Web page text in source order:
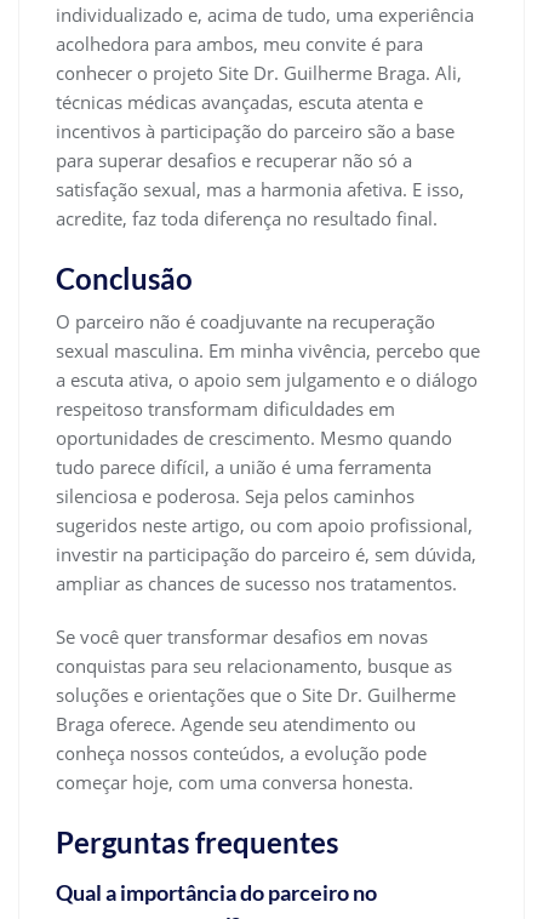
individualizado e, acima de tudo, uma experiência
acolhedora para ambos, meu convite é para
conhecer o projeto Site Dr. Guilherme Braga. Ali,
técnicas médicas avançadas, escuta atenta e
incentivos à participação do parceiro são a base
para superar desafios e recuperar não só a
satisfação sexual, mas a harmonia afetiva. E isso,
acredite, faz toda diferença no resultado final.
Conclusão
O parceiro não é coadjuvante na recuperação
sexual masculina. Em minha vivência, percebo que
a escuta ativa, o apoio sem julgamento e o diálogo
respeitoso transformam dificuldades em
oportunidades de crescimento. Mesmo quando
tudo parece difícil, a união é uma ferramenta
silenciosa e poderosa. Seja pelos caminhos
sugeridos neste artigo, ou com apoio profissional,
investir na participação do parceiro é, sem dúvida,
ampliar as chances de sucesso nos tratamentos.
Se você quer transformar desafios em novas
conquistas para seu relacionamento, busque as
soluções e orientações que o Site Dr. Guilherme
Braga oferece. Agende seu atendimento ou
conheça nossos conteúdos, a evolução pode
começar hoje, com uma conversa honesta.
Perguntas frequentes
Qual a importância do parceiro no